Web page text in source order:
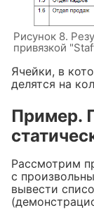
Рисунок 8.
привязкой
Ячейки, в
делятся на
Пример.
Рассмотрим
с
вывести